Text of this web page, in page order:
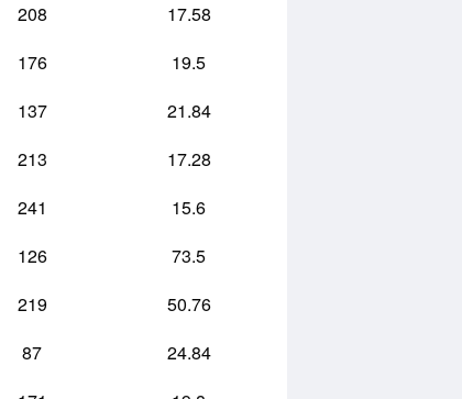
208 17.58
176 19.5
137 21.84
213 17.28
241 15.6
126 73.5
219 50.76
87 24.84